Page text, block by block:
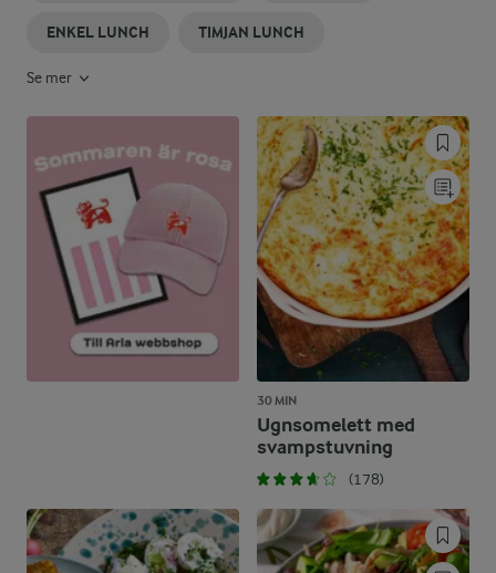
ENKEL LUNCH TIMJAN LUNCH
Se mer
30 MIN
Ugnsomelett med
svampstuvning
(178)